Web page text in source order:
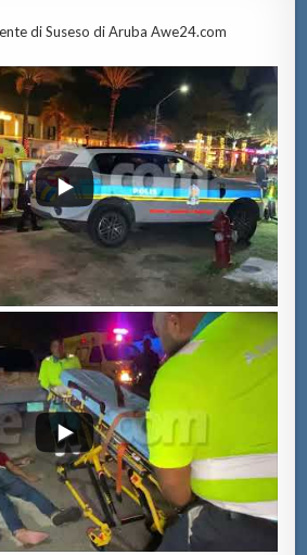
di Suseso di Aruba Awe24.com